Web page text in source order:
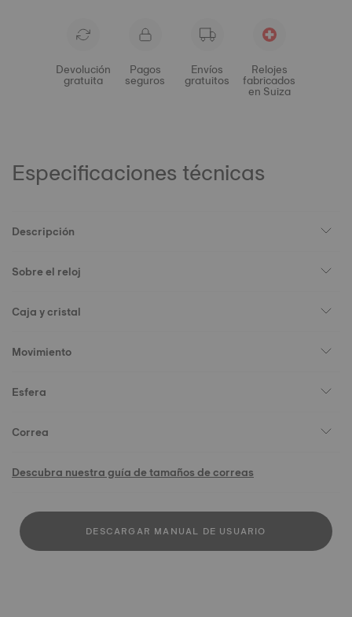
Devolución
gratuita
Pagos
seguros
Envíos
gratuitos
Relojes
fabricados
en Suiza
Especificaciones técnicas
Descripción
Sobre el reloj
Caja y cristal
Movimiento
Esfera
Correa
Descubra nuestra guía de tamaños de correas
DESCARGAR MANUAL DE USUARIO